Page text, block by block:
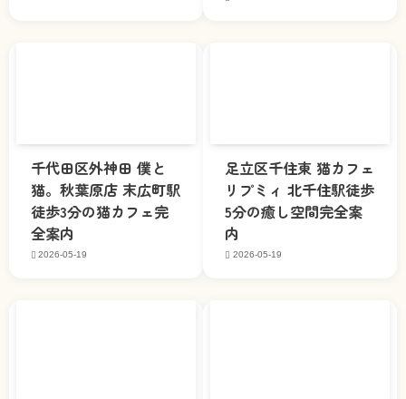
千代田区外神田 僕と
猫。秋葉原店 末広町駅
徒歩3分の猫カフェ完
全案内
2026-05-19
足立区千住東 猫カフェ
リプミィ 北千住駅徒歩
5分の癒し空間完全案
内
2026-05-19